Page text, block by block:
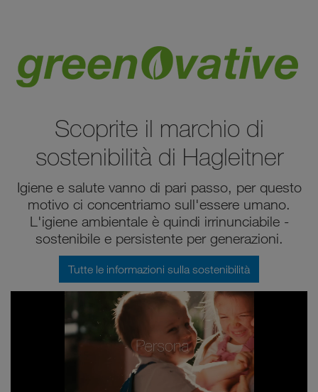
Scoprite il marchio di
sostenibilità di Hagleitner
Igiene e salute vanno di pari passo, per questo
motivo ci concentriamo sull'essere umano.
L'igiene ambientale è quindi irrinunciabile -
sostenibile e persistente per generazioni.
Tutte le informazioni sulla sostenibilità